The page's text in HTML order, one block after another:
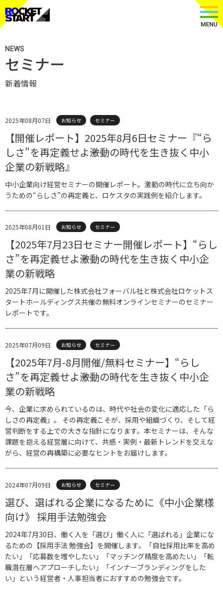
NEWS
セミナー
新着情報
2025年08月07日 お知らせ セミナー
【開催レポート】2025年8月6日セミナー『“ら
しさ”を再定義せよ――激動の時代を生き抜く中小
企業の新戦略』
中小企業向け経営セミナーの開催レポート。激動の時代に立ち向か
うための“らしさ”の再定義と、ロケスタの実践例を紹介します。
2025年08月01日 お知らせ セミナー
【2025年7月23日セミナー開催レポート】“らし
さ”を再定義せよ――激動の時代を生き抜く中小企
業の新戦略
2025年7月に開催した株式会社フォーバル社と株式会社ロケットス
タートホールディングス共催の無料オンラインセミナーのセミナー
レポートです。
2025年07月09日 お知らせ セミナー
【2025年7月-8月開催/無料セミナー】“らし
さ”を再定義せよ――激動の時代を生き抜く中小企
業の新戦略
今、企業に求められているのは、時代や社会の変化に適応した「ら
しさの再定義」。 その再定義こそが、採用や組織づくり、そして経
営判断をする上での大きな指針になります。本セミナーは、そんな
課題を抱える経営層に向けて、共感・実例・最新トレンドを交えな
がら、経営の再構築に必要なヒントをお届けします。
2024年07月09日 お知らせ セミナー
選び、選ばれる企業になるために《中小企業様
向け》 採用手法勉強会
2024年7月30日、働く人を「選び」働く人に「選ばれる」企業にな
るための【採用手法 勉強会】を開催します。「自社採用比率を高め
たい」「応募数を増やしたい」「マッチング精度を高めたい」「転
職潜在層へアプローチしたい」「インナーブランディングをした
い」という経営者・人事担当者におすすめの勉強会です。